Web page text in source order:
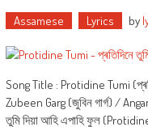
Assamese Lyrics by
Song Title : Protidine Tumi
Zubeen Garg (জুবিন গাৰ্গ) /
তুমি দিয়া আহি এপাহি ফুল